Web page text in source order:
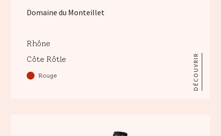
Domaine du Monteillet
Rhône
Côte Rôtie
Rouge DÉCOUVRIR